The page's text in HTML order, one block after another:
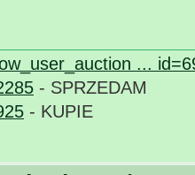
...
- SPRZEDAM
- KUPIE